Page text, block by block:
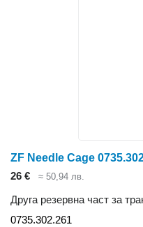
ZF Needle Cage
26 €
≈ 50,94 лв.
Друга резервна част за
0735.302.261